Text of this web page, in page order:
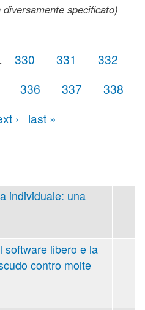
diversamente specificato)
330 331
332
336 337
338
› last »
individuale: una
software libero e la
contro molte